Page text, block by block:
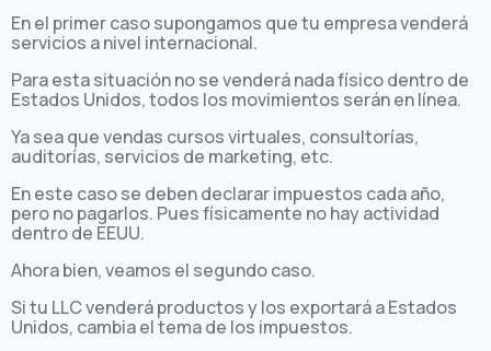
En el primer caso supongamos que tu empresa venderá
servicios a nivel internacional.
Para esta situación no se venderá nada físico dentro de
Estados Unidos, todos los movimientos serán en línea.
Ya sea que vendas cursos virtuales, consultorías,
auditorías, servicios de marketing, etc.
En este caso se deben declarar impuestos cada año,
pero no pagarlos. Pues físicamente no hay actividad
dentro de EEUU.
Ahora bien, veamos el segundo caso.
Si tu LLC venderá productos y los exportará a Estados
Unidos, cambia el tema de los impuestos.